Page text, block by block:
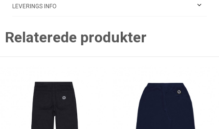
LEVERINGS INFO
Relaterede produkter